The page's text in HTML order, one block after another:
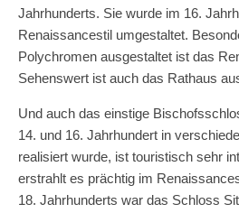
Jahrhunderts. Sie wurde im 16.
Renaissancestil umgestaltet.
Polychromen ausgestaltet ist das
Sehenswert ist auch das Rathaus
Und auch das einstige
14. und 16. Jahrhundert in
realisiert wurde, ist touristisch sehr
erstrahlt es prächtig im
18. Jahrhunderts war das Schloss